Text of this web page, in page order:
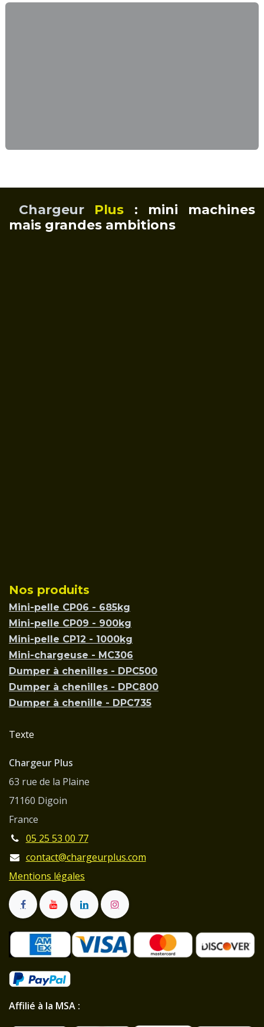
Chargeur Plus : mini machines
mais grandes ambitions
Nos produits
Mini-pelle CP06 - 685kg
Mini-pelle CP09 - 900kg
Mini-pelle CP12 - 1000kg
Mini-chargeuse - MC306
Dumper à chenilles - DPC500
Dumper à chenilles - DPC800
Dumper à chenille - DPC735
Texte
Chargeur Plus
63 rue de la Plaine
71160 Digoin
France
05 25 53 00 77
contact@chargeurplus.com
Mentions légales
Affilié à la MSA :